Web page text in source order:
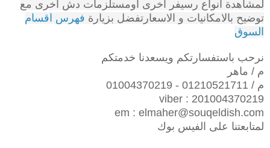
لمشاهدة انواع رسيفر اخرى اومستلزمات دش اخرى مع
توضيح بالامكانيات و الاسعارتفضل بزيارة فهرس اقسام
السوق
نرحب باستفسارتكم ويسعدنا خدمتكم
م / ماهر
م / 01210521711 - 01004370219
viber : 201004370219
em : elmaher@souqeldish.com
لمتابعتنا على الفيس بوك